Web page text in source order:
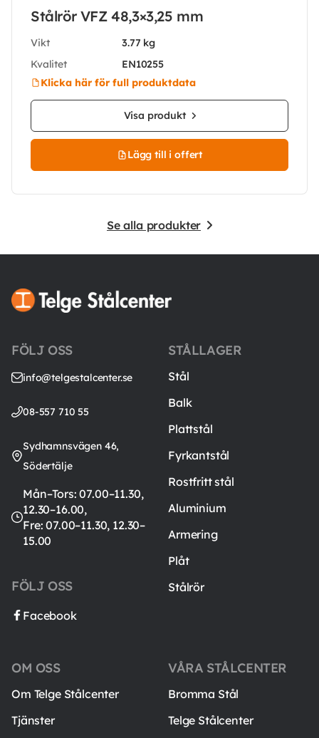
Stålrör VFZ 48,3×3,25 mm
Vikt
3.77 kg
Kvalitet
EN10255
Klicka här för full produktdata
Visa produkt
Lägg till i offert
Se alla produkter
FÖLJ OSS
info@telgestalcenter.se
08-557 710 55
Sydhamnsvägen 46,
Södertälje
Mån–Tors: 07.00–11.30,
12.30–16.00,
Fre: 07.00–11.30, 12.30–
15.00
FÖLJ OSS
Facebook
STÅLLAGER
Stål
Balk
Plattstål
Fyrkantstål
Rostfritt stål
Aluminium
Armering
Plåt
Stålrör
VÅRA STÅLCENTER
Bromma Stål
Telge Stålcenter
OM OSS
Om Telge Stålcenter
Tjänster